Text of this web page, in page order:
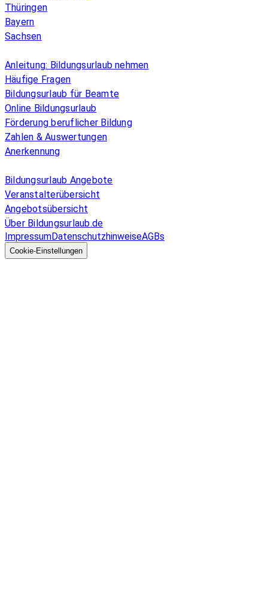
Thüringen
Bayern
Sachsen
Anleitung: Bildungsurlaub nehmen
Häufige Fragen
Bildungsurlaub für Beamte
Online Bildungsurlaub
Förderung beruflicher Bildung
Zahlen & Auswertungen
Anerkennung
Bildungsurlaub Angebote
Veranstalterübersicht
Angebotsübersicht
Über Bildungsurlaub.de
ImpressumDatenschutzhinweiseAGBs
Cookie-Einstellungen